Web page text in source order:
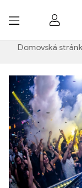
Domovská